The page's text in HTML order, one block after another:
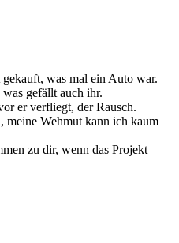
was mal ein Auto war.
gefällt auch ihr.
er verfliegt, der Rausch.
meine Wehmut kann ich kaum
zu dir, wenn das Projekt